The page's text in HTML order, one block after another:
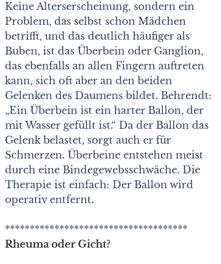
Keine Alterserscheinung, sondern ein
Problem, das selbst schon Mädchen
betrifft, und das deutlich häufiger als
Buben, ist das Überbein oder Ganglion,
das ebenfalls an allen Fingern auftreten
kann, sich oft aber an den beiden
Gelenken des Daumens bildet. Behrendt:
„Ein Überbein ist ein harter Ballon, der
mit Wasser gefüllt ist.“ Da der Ballon das
Gelenk belastet, sorgt auch er für
Schmerzen. Überbeine entstehen meist
durch eine Bindegewebsschwäche. Die
Therapie ist einfach: Der Ballon wird
operativ entfernt.
*************************************
Rheuma oder Gicht?